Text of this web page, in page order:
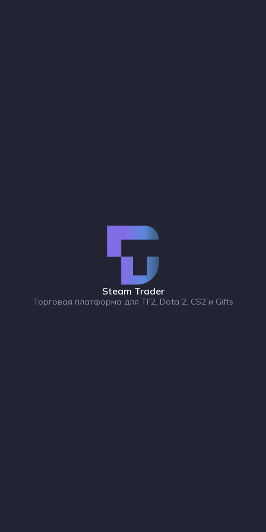
Steam Trader
Торговая платформа для TF2, Dota 2, CS2 и Gifts